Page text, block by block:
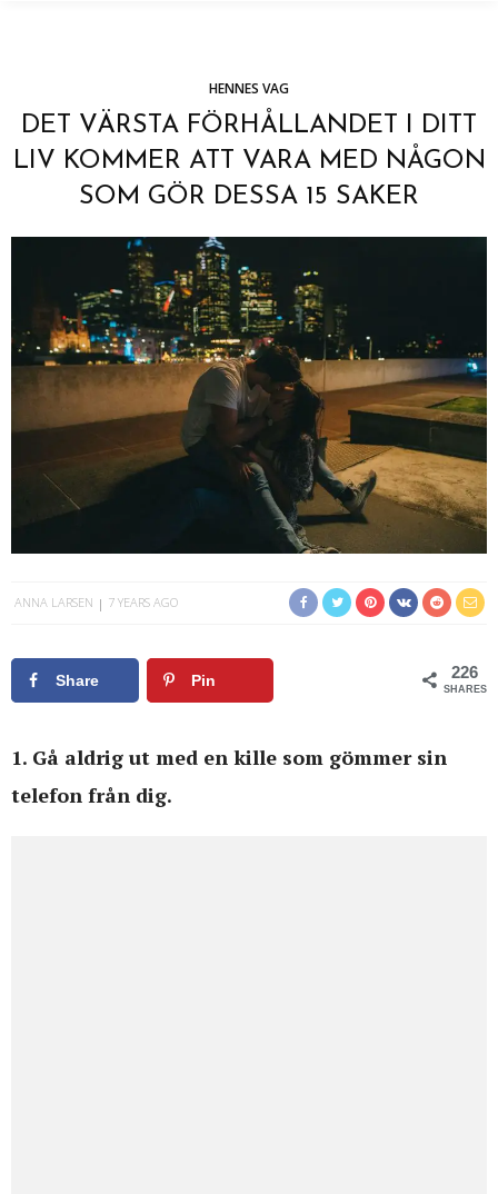
HENNES VAG
DET VÄRSTA FÖRHÅLLANDET I DITT
LIV KOMMER ATT VARA MED NÅGON
SOM GÖR DESSA 15 SAKER
ANNA LARSEN 7 YEARS AGO
Share Pin 226
SHARES
1. Gå aldrig ut med en kille som gömmer sin
telefon från dig.